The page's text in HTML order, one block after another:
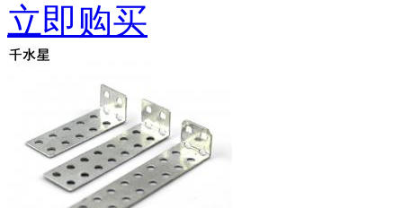
立即购买